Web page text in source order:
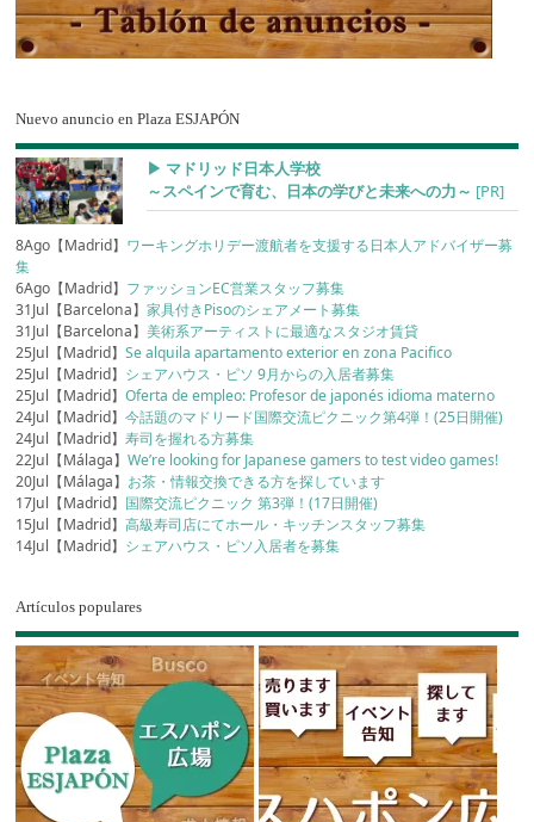
Nuevo anuncio en Plaza ESJAPÓN
▶︎ マドリッド日本人学校
～スペインで育む、日本の学びと未来への力～ [PR]
8Ago【Madrid】 ワーキングホリデー渡航者を支援する日本人アドバイザー募
集
6Ago【Madrid】 ファッションEC営業スタッフ募集
31Jul【Barcelona】家具付きPisoのシェアメート募集
31Jul【Barcelona】美術系アーティストに最適なスタジオ賃貸
25Jul【Madrid】Se alquila apartamento exterior en zona Pacifico
25Jul【Madrid】 シェアハウス・ピソ 9月からの入居者募集
25Jul【Madrid】Oferta de empleo: Profesor de japonés idioma materno
24Jul【Madrid】今話題のマドリード国際交流ピクニック第4弾！(25日開催)
24Jul【Madrid】寿司を握れる方募集
22Jul【Málaga】We’re looking for Japanese gamers to test video games!
20Jul【Málaga】 お茶・情報交換できる方を探しています
17Jul【Madrid】 国際交流ピクニック 第3弾！(17日開催)
15Jul【Madrid】高級寿司店にてホール・キッチンスタッフ募集
14Jul【Madrid】 シェアハウス・ピソ入居者を募集
Artículos populares